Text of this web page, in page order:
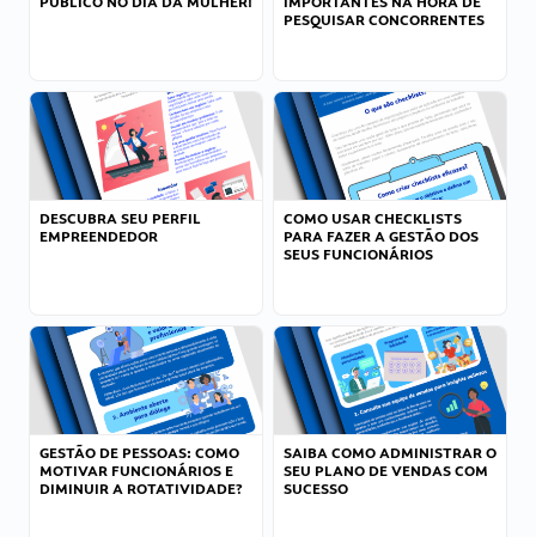
PESQUISAR CONCORRENTES
DESCUBRA SEU PERFIL
EMPREENDEDOR
COMO USAR CHECKLISTS
PARA FAZER A GESTÃO DOS
SEUS FUNCIONÁRIOS
GESTÃO DE PESSOAS: COMO
MOTIVAR FUNCIONÁRIOS E
DIMINUIR A ROTATIVIDADE?
SAIBA COMO ADMINISTRAR O
SEU PLANO DE VENDAS COM
SUCESSO